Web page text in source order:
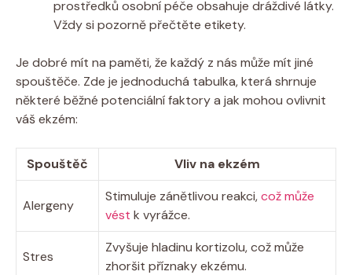
prostředků osobní péče obsahuje dráždivé látky.‌
Vždy si‌ pozorně přečtěte etikety.
Je dobré mít na paměti, že každý z nás ⁢může‌ mít jiné
spouštěče. Zde je jednoduchá tabulka, ⁤která shrnuje
některé⁢ běžné potenciální faktory‍ a jak mohou ovlivnit
váš ekzém:
Spouštěč Vliv⁢ na ⁢ekzém
Alergeny
Stimuluje zánětlivou reakci,což může
vést k vyrážce.
Stres
Zvyšuje‌ hladinu kortizolu, což‍ může
⁢zhoršit příznaky⁢ ekzému.